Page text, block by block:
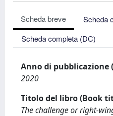
Scheda breve
Scheda
Scheda completa (DC)
Anno di pubblicazione
2020
Titolo del libro (Book
The challenge or right-